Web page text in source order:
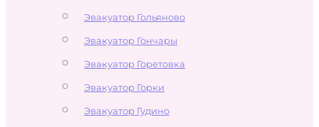
Эвакуатор Гольяново
Эвакуатор Гончары
Эвакуатор Горетовка
Эвакуатор Горки
Эвакуатор Гудино